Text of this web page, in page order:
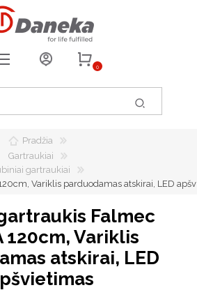
0
0
Pradžia
Gartraukiai
gartraukiai
Variklis parduodamas atskirai, LED
Falmec
120cm, Variklis
atskirai, LED